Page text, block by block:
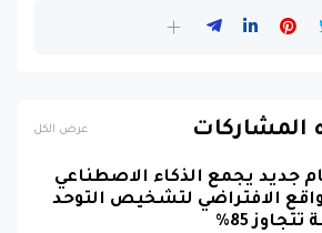
المشاركات عرض الكل
جديد يجمع الذكاء الاصطناعي
الافتراضي لتشخيص التوحد
تتجاوز 85%